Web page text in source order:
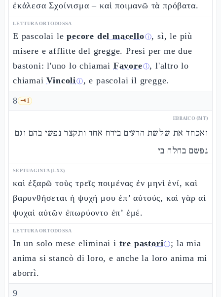
ἐκάλεσα Σχοίνισμα – καὶ ποιμανῶ τὰ πρόβατα.
LETTURA ORTODOSSA
E pascolai lepecore del macelloⓘ, sì, le più
misere e afflitte del gregge. Presi per me due
bastoni: l'uno lo chiamai Favoreⓘ, l'altro lo
chiamaiVincoliⓘ, e pascolai il gregge.
8 🗝️1
EBRAICO (MT)
ואכחד את שלשת הרעים בירח אחד ותקצר נפשי בהם וגם
נפשם בחלה בי
SEPTUAGINTA (LXX)
καὶ ἐξαρῶ τοὺς τρεῖς ποιμένας ἐν μηνὶ ἑνί, καὶ
βαρυνθήσεται ἡ ψυχή μου ἐπ’ αὐτούς, καὶ γὰρ αἱ
ψυχαὶ αὐτῶν ἐπωρύοντο ἐπ’ ἐμέ.
LETTURA ORTODOSSA
In un solo mese eliminai i tre pastoriⓘ; la mia
anima si stancò di loro, e anche la loro anima mi
aborrì.
9